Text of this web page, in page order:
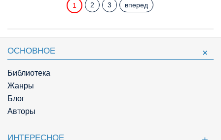
1 2 3 вперед
ОСНОВНОЕ
Библиотека
Жанры
Блог
Авторы
ИНТЕРЕСНОЕ